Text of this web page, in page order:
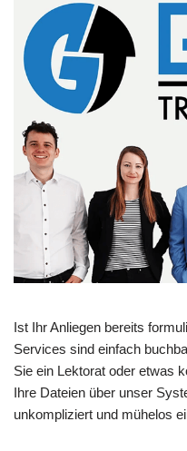
Ist Ihr Anliegen bereits
Services sind einfach
Sie ein Lektorat oder etwas
Ihre Dateien über unser
unkompliziert und mühelos